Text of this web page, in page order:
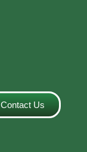
Contact Us